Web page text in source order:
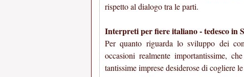
rispetto al dialogo tra le parti.
Interpreti per fiere italiano - tedesco in
Per quanto riguarda lo sviluppo dei
occasioni realmente importantissime,
tantissime imprese desiderose di cogliere